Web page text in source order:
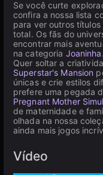
Se você curte
confira a nossa lista
para ver outros
total. Os fãs do
encontrar mais
na categoria Joaninha.
Quer soltar a
Superstar's Mansion
únicas e crie estilos
prefere uma pegada
Pregnant Mother
de maternidade e
olhada na nossa
ainda mais jogos
Vídeo